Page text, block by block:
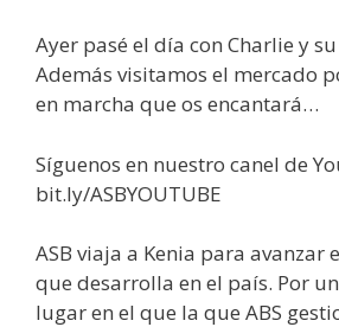
Ayer pasé el día con Charlie y
Además visitamos el mercado
en marcha que os encantará…
Síguenos en nuestro canel de
bit.ly/ASBYOUTUBE
ASB viaja a Kenia para avanzar
que desarrolla en el país. Por
lugar en el que la que ABS